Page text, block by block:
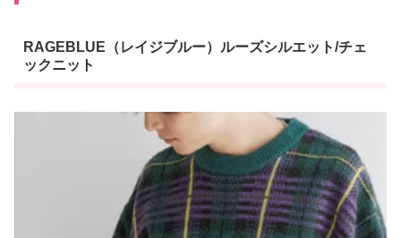
RAGEBLUE（レイジブルー）ルーズシルエット/チェ
ックニット